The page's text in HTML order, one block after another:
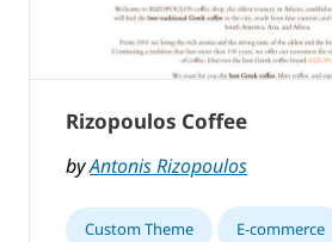
Rizopoulos Coffee
byAntonis Rizopoulos
Custom Theme E-commerce